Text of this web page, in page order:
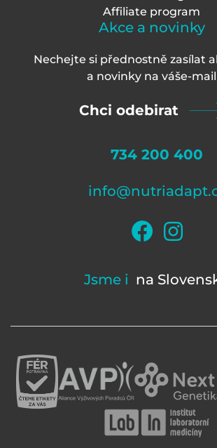
Affiliate program
Akce a novinky
Nechejte si přednostně zasílat
a novinky na váše-mail
Chci odebirat
734 200 400
Jsme i na